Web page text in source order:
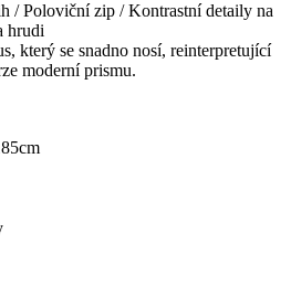
/ Poloviční zip / Kontrastní detaily na
hrudi
který se snadno nosí, reinterpretující
moderní prismu.